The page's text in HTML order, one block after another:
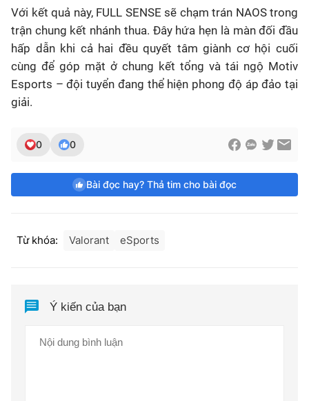
Với kết quả này, FULL SENSE sẽ chạm trán NAOS trong
trận chung kết nhánh thua. Đây hứa hẹn là màn đối đầu
hấp dẫn khi cả hai đều quyết tâm giành cơ hội cuối
cùng để góp mặt ở chung kết tổng và tái ngộ Motiv
Esports – đội tuyển đang thể hiện phong độ áp đảo tại
giải.
0 0
Bài đọc hay? Thả tim cho bài đọc
Từ khóa: Valorant eSports
Ý kiến của bạn